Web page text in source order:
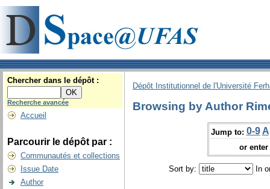
Chercher dans le dépôt :
Recherche avancée
Accueil
Parcourir le dépôt par :
Communautés et collections
Issue Date
Author
Dépôt Institutionnel de l'Université
Browsing by Author
Jump to: 0-9 A
or
Sort by: In